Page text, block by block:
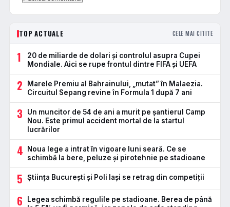
TOP ACTUALE CELE MAI CITITE
1
20 de miliarde de dolari și controlul asupra Cupei
Mondiale. Aici se rupe frontul dintre FIFA și UEFA
2
Marele Premiu al Bahrainului, „mutat” în Malaezia.
Circuitul Sepang revine în Formula 1 după 7 ani
3
Un muncitor de 54 de ani a murit pe șantierul Camp
Nou. Este primul accident mortal de la startul
lucrărilor
4
Noua lege a intrat în vigoare luni seară. Ce se
schimbă la bere, peluze și pirotehnie pe stadioane
5 Știința București și Poli Iași se retrag din competiții
6
Legea schimbă regulile pe stadioane. Berea de până